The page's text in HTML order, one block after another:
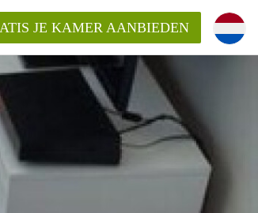
Kamer / Kamers in
JE KAMER AANBIEDEN